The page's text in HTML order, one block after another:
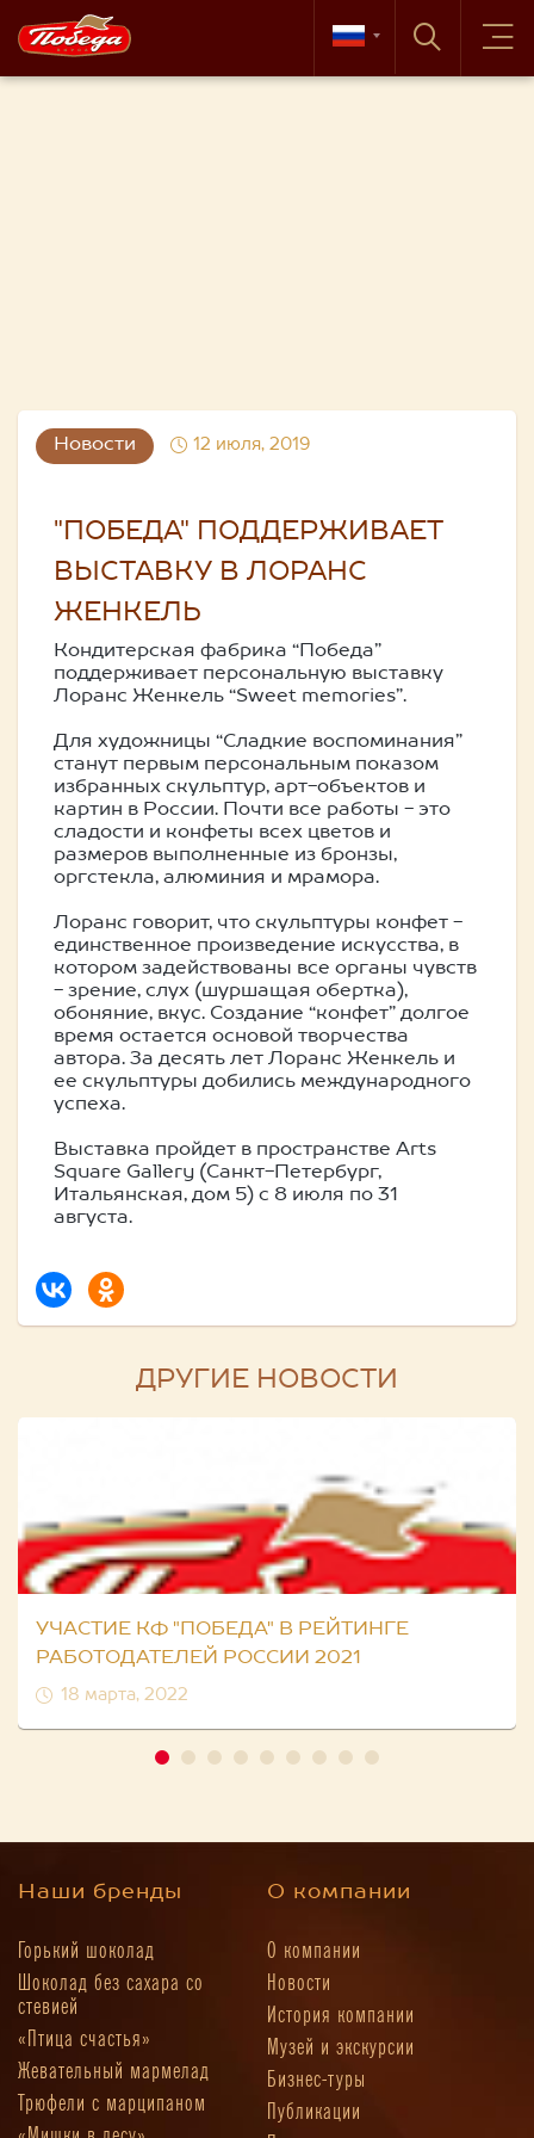
Новости 12 июля, 2019
"ПОБЕДА" ПОДДЕРЖИВАЕТ
ВЫСТАВКУ В ЛОРАНС
ЖЕНКЕЛЬ
Кондитерская фабрика “Победа”
поддерживает персональную выставку
Лоранс Женкель “Sweet memories”.
Для художницы “Сладкие воспоминания”
станут первым персональным показом
избранных скульптур, арт-объектов и
картин в России. Почти все работы - это
сладости и конфеты всех цветов и
размеров выполненные из бронзы,
оргстекла, алюминия и мрамора.
Лоранс говорит, что скульптуры конфет -
единственное произведение искусства, в
котором задействованы все органы чувств
- зрение, слух (шуршащая обертка),
обоняние, вкус. Создание “конфет” долгое
время остается основой творчества
автора. За десять лет Лоранс Женкель и
ее скульптуры добились международного
успеха.
Выставка пройдет в пространстве Arts
Square Gallery (Санкт-Петербург,
Итальянская, дом 5) с 8 июля по 31
августа.
ДРУГИЕ НОВОСТИ
УЧАСТИЕ КФ "ПОБЕДА" В РЕЙТИНГЕ
РАБОТОДАТЕЛЕЙ РОССИИ 2021
18 марта, 2022
Наши бренды
Горький шоколад
Шоколад без сахара со
стевией
«Птица счастья»
Жевательный мармелад
Трюфели с марципаном
О компании
О компании
Новости
История компании
Музей и экскурсии
Бизнес-туры
Публикации